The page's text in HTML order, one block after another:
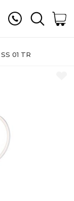
01 TR